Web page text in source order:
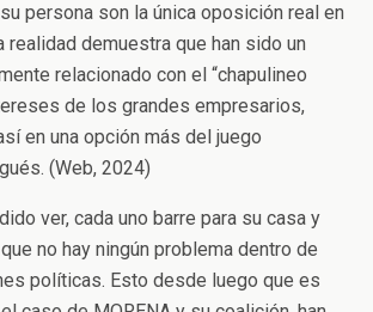
persona son la única oposición real en
realidad demuestra que han sido un
relacionado con el “chapulineo
de los grandes empresarios,
en una opción más del juego
(Web, 2024)
ver, cada uno barre para su casa y
no hay ningún problema dentro de
políticas. Esto desde luego que es